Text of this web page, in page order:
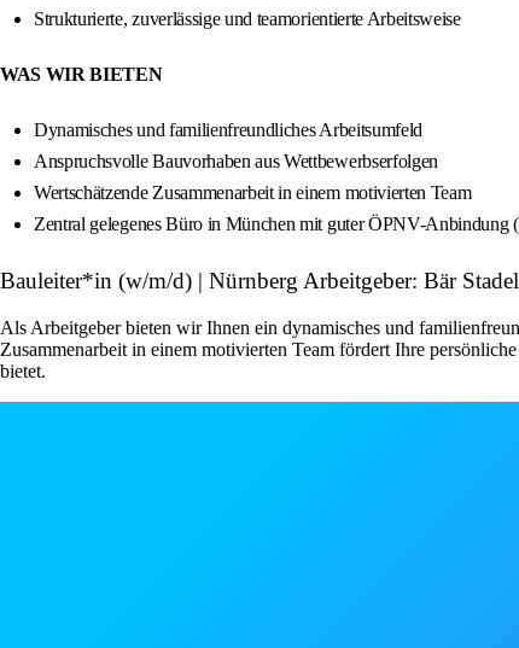
Strukturierte, zuverlässige und teamorientierte Arbeitsweise
WAS WIR BIETEN
Dynamisches und familienfreundliches Arbeitsumfeld
Anspruchsvolle Bauvorhaben aus Wettbewerbserfolgen
Wertschätzende Zusammenarbeit in einem motivierten Team
Zentral gelegenes Büro in München mit guter ÖPNV-Anbindung
Bauleiter*in (w/m/d) | Nürnberg Arbeitgeber: Bär
Als Arbeitgeber bieten wir Ihnen ein dynamisches und
Zusammenarbeit in einem motivierten Team fördert Ihre
bietet.